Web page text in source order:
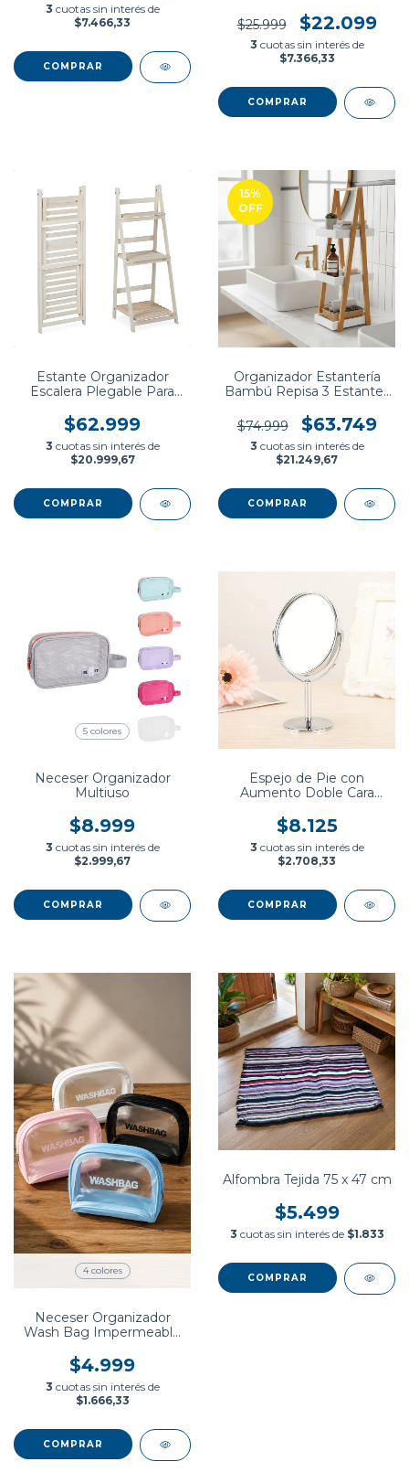
3 cuotas sin interés de
$7.466,33
$25.999 $22.099
3 cuotas sin interés de
$7.366,33
Estante Organizador
Escalera Plegable Para
Natural
$62.999
3 cuotas sin interés de
$20.999,67
15%
OFF
Organizador Estantería
Bambú Repisa 3 Estantes
$74.999
$63.749
3 cuotas sin interés de
$21.249,67
5 colores
Neceser Organizador
Multiuso
$8.999
3 cuotas sin interés de
$2.999,67
COMPRAR
Espejo de Pie con
Aumento Doble Cara
$8.125
3 cuotas sin interés de
$2.708,33
4 colores
Neceser Organizador
Wash Bag Impermeable
$4.999
3 cuotas sin interés de
$1.666,33
COMPRAR
Alfombra Tejida 75 x 47 cm
$5.499
3 cuotas sin interés de $1.833